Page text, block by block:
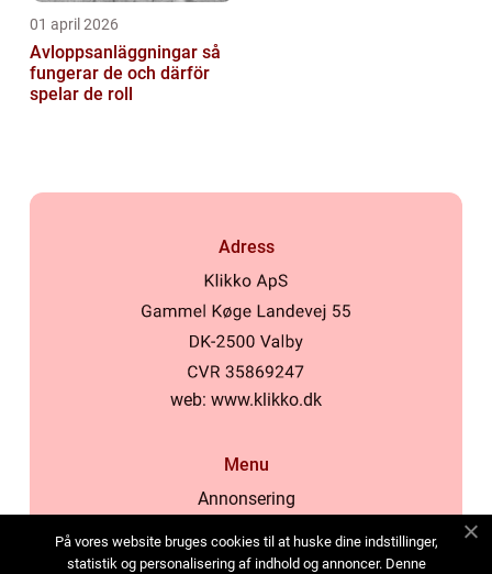
01 april 2026
Avloppsanläggningar så
fungerar de och därför
spelar de roll
Adress
web: www.klikko.dk
Menu
Annonsering
Cookies
På vores website bruges cookies til at huske dine indstillinger,
statistik og personalisering af indhold og annoncer. Denne